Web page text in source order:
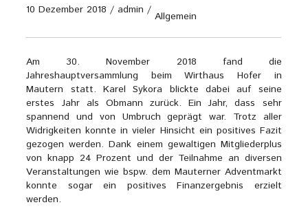
10 Dezember 2018 / admin / Allgemein
Am 30. November 2018 fand die
Jahreshauptversammlung beim Wirthaus Hofer in
Mautern statt. Karel Sykora blickte dabei auf seine
erstes Jahr als Obmann zurück. Ein Jahr, dass sehr
spannend und von Umbruch geprägt war. Trotz aller
Widrigkeiten konnte in vieler Hinsicht ein positives Fazit
gezogen werden. Dank einem gewaltigen Mitgliederplus
von knapp 24 Prozent und der Teilnahme an diversen
Veranstaltungen wie bspw. dem Mauterner Adventmarkt
konnte sogar ein positives Finanzergebnis erzielt
werden.